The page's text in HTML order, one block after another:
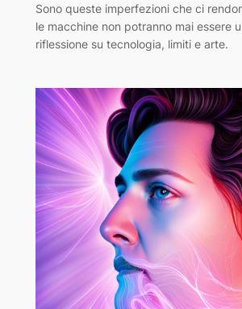
Sono queste imperfezioni che ci
le macchine non potranno mai essere
riflessione su tecnologia, limiti e arte.